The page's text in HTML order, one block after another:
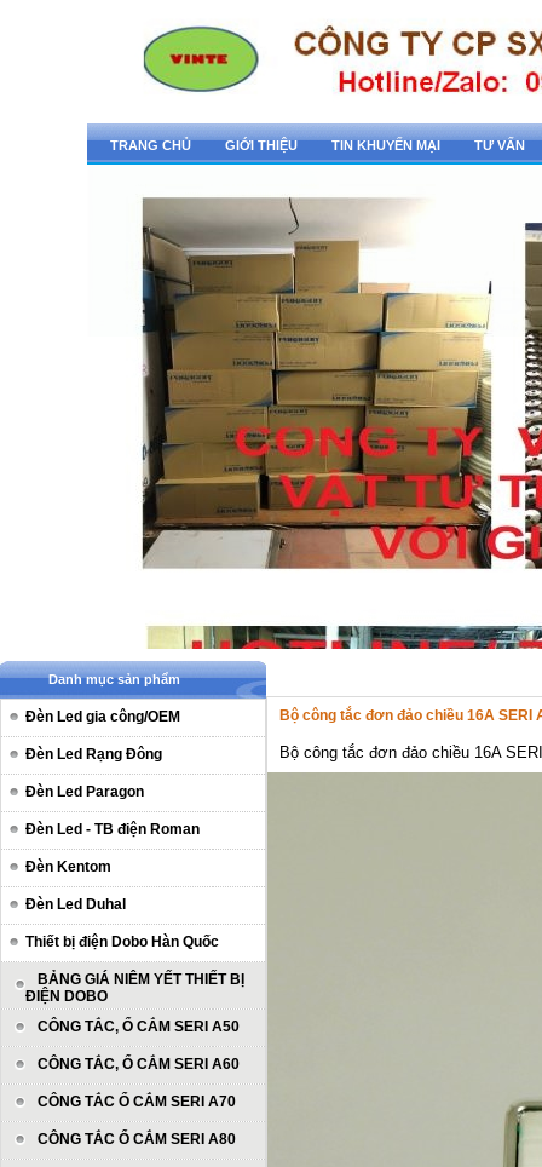
TRANG CHỦ GIỚI THIỆU TIN KHUYẾN MẠI TƯ VẤN
Danh mục sản phẩm
Đèn Led gia công/OEM
Đèn Led Rạng Đông
Đèn Led Paragon
Đèn Led - TB điện Roman
Đèn Kentom
Đèn Led Duhal
Thiết bị điện Dobo Hàn Quốc
BẢNG GIÁ NIÊM YẾT THIẾT BỊ
ĐIỆN DOBO
CÔNG TẮC, Ổ CẮM SERI A50
CÔNG TẮC, Ổ CẮM SERI A60
CÔNG TẮC Ổ CẮM SERI A70
CÔNG TẮC Ổ CẮM SERI A80
Bộ công tắc đơn đảo chiều 16A SERI
Bộ công tắc đơn đảo chiều 16A